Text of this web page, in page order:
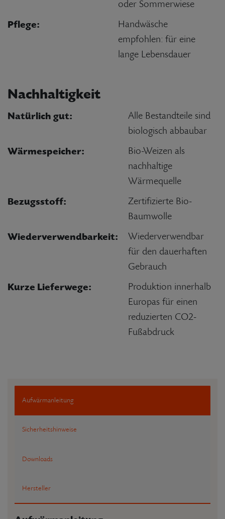
oder Sommerwiese
Pflege:
Handwäsche
empfohlen: für eine
lange Lebensdauer
Nachhaltigkeit
Natürlich gut:
Alle Bestandteile sind
biologisch abbaubar
Wärmespeicher:
Bio-Weizen als
nachhaltige
Wärmequelle
Bezugsstoff:
Zertifizierte Bio-
Baumwolle
Wiederverwendbarkeit:
Wiederverwendbar
für den dauerhaften
Gebrauch
Kurze Lieferwege:
Produktion innerhalb
Europas für einen
reduzierten CO2-
Fußabdruck
Aufwärmanleitung
Sicherheitshinweise
Downloads
Hersteller